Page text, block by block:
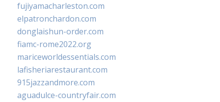
fujiyamacharleston.com
elpatronchardon.com
donglaishun-order.com
fiamc-rome2022.org
mariceworldessentials.com
lafisheriarestaurant.com
915jazzandmore.com
aguadulce-countryfair.com